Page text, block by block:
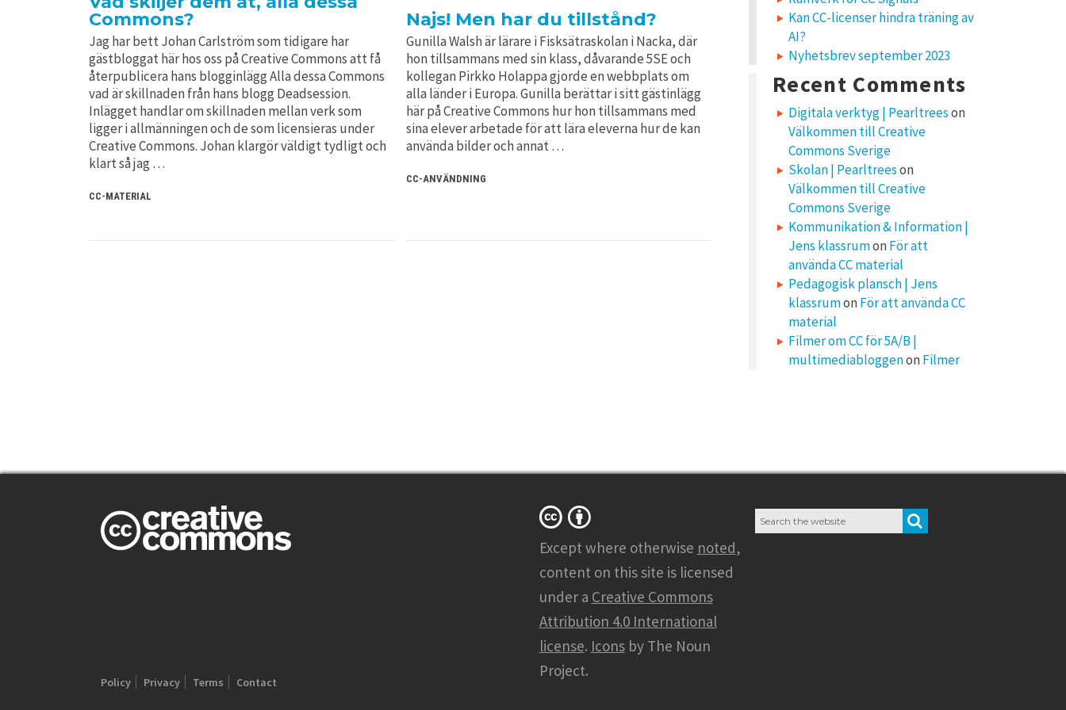
Commons?
Jag har bett Johan Carlström som tidigare har
gästbloggat här hos oss på Creative Commons att få
återpublicera hans blogginlägg Alla dessa Commons
vad är skillnaden från hans blogg Deadsession.
Inlägget handlar om skillnaden mellan verk som
ligger i allmänningen och de som licensieras under
Creative Commons. Johan klargör väldigt tydligt och
klart så jag …
CC-MATERIAL
Najs! Men har du tillstånd?
Gunilla Walsh är lärare i Fisksätraskolan i Nacka, där
hon tillsammans med sin klass, dåvarande 5SE och
kollegan Pirkko Holappa gjorde en webbplats om
alla länder i Europa. Gunilla berättar i sitt gästinlägg
här på Creative Commons hur hon tillsammans med
sina elever arbetade för att lära eleverna hur de kan
använda bilder och annat …
CC-ANVÄNDNING
Kan CC-licenser hindra träning av
AI?
Nyhetsbrev september 2023
Recent Comments
Digitala verktyg | Pearltreeson
Välkommen till Creative
Commons Sverige
Skolan | Pearltreeson
Välkommen till Creative
Commons Sverige
Kommunikation & Information |
Jens klassrumon För att
använda CC material
Pedagogisk plansch | Jens
klassrumon För att använda CC
material
Filmer om CC för 5A/B |
multimediabloggenon Filmer
Policy Privacy Terms Contact
Except where otherwise noted,
content on this site is licensed
under a Creative Commons
Attribution 4.0 International
license. Iconsby The Noun
Project.
Search
for: